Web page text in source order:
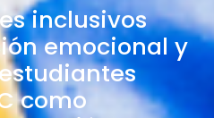
inclusivos
emocional y
como